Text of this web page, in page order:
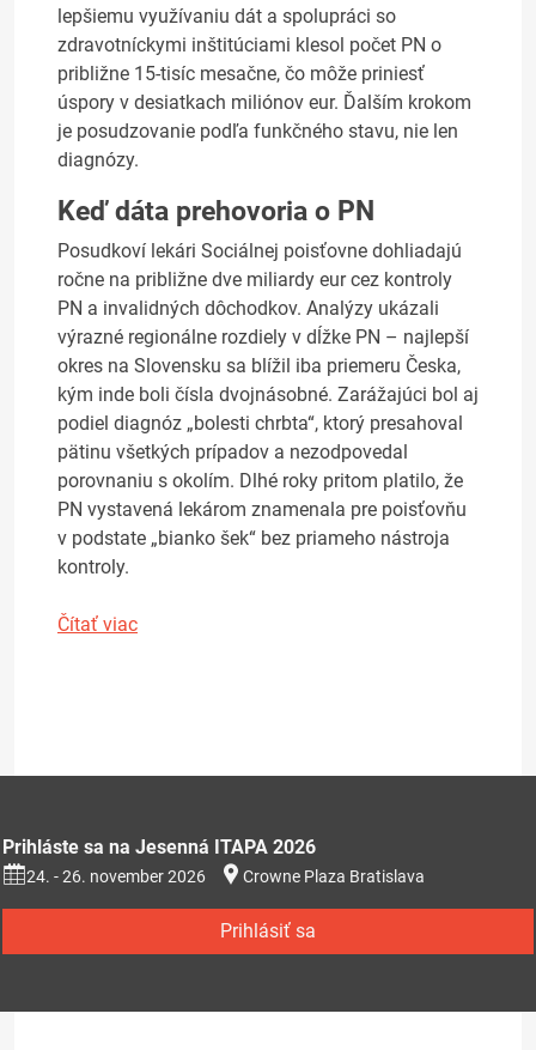
lepšiemu využívaniu dát a spolupráci so
zdravotníckymi inštitúciami klesol počet PN o
približne 15-tisíc mesačne, čo môže priniesť
úspory v desiatkach miliónov eur. Ďalším krokom
je posudzovanie podľa funkčného stavu, nie len
diagnózy.
Keď dáta prehovoria o PN
Posudkoví lekári Sociálnej poisťovne dohliadajú
ročne na približne dve miliardy eur cez kontroly
PN a invalidných dôchodkov. Analýzy ukázali
výrazné regionálne rozdiely v dĺžke PN – najlepší
okres na Slovensku sa blížil iba priemeru Česka,
kým inde boli čísla dvojnásobné. Zarážajúci bol aj
podiel diagnóz „bolesti chrbta“, ktorý presahoval
pätinu všetkých prípadov a nezodpovedal
porovnaniu s okolím. Dlhé roky pritom platilo, že
PN vystavená lekárom znamenala pre poisťovňu
v podstate „bianko šek“ bez priameho nástroja
kontroly.
Čítať viac
Prihláste sa na Jesenná ITAPA 2026
24. - 26. november 2026 Crowne Plaza Bratislava
Prihlásiť sa